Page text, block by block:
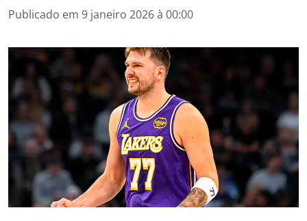
Publicado em 9 janeiro 2026 à 00:00